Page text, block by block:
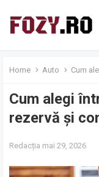
Home Auto Cum
Cum alegi
rezervă și
Redacția mai 29, 2026